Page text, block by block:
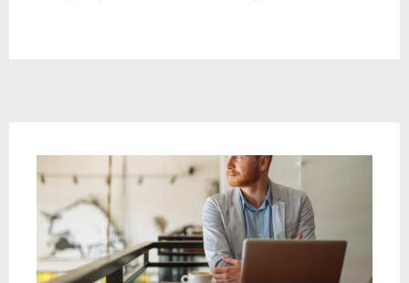
informatie
over
Schulinck
Spect